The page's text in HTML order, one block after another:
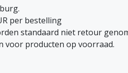
per bestelling
standaard niet retour
voor producten op voorraad.